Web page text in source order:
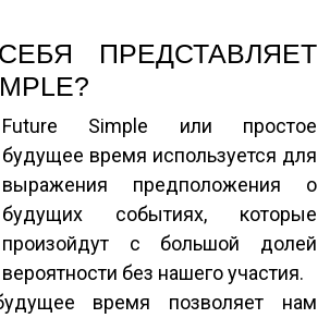
ПРЕДСТАВЛЯЕТ
Future Simple или простое
будущее время используется для
выражения предположения о
будущих событиях, которые
произойдут с большой долей
вероятности без нашего участия.
время позволяет нам